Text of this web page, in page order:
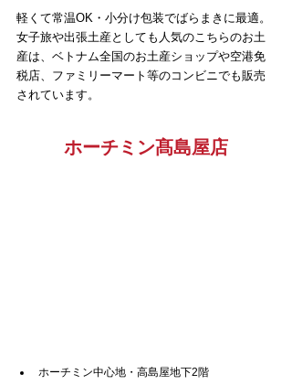
軽くて常温OK・小分け包装でばらまきに最適。
女子旅や出張土産としても人気のこちらのお土
産は、ベトナム全国のお土産ショップや空港免
税店、ファミリーマート等のコンビニでも販売
されています。
ホーチミン髙島屋店
ホーチミン中心地・高島屋地下2階